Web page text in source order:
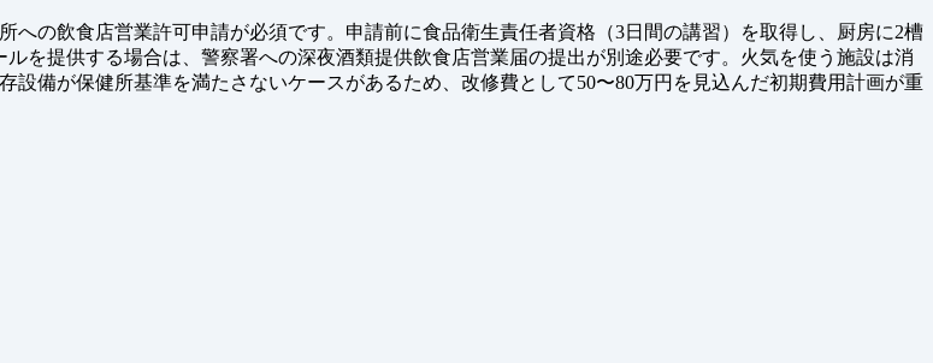
の飲食店営業許可申請が必須です。申請前に食品衛生責任者資格（3日間の講習）を取得し、厨房に2槽
を提供する場合は、警察署への深夜酒類提供飲食店営業届の提出が別途必要です。火気を使う施設は消
備が保健所基準を満たさないケースがあるため、改修費として50〜80万円を見込んだ初期費用計画が重